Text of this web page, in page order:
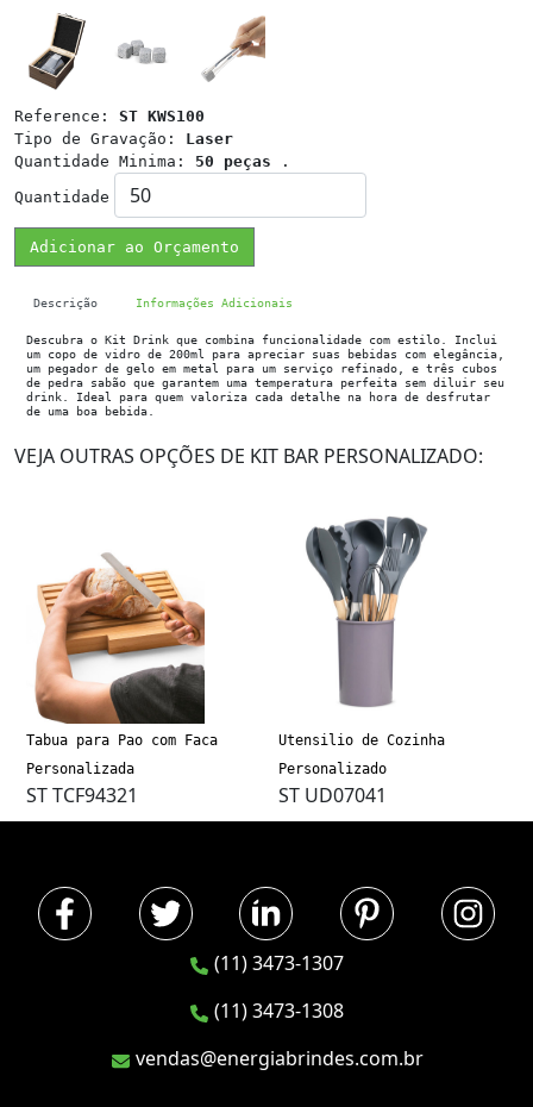
Reference: ST KWS100
Tipo de Gravação: Laser
Quantidade Minima: 50 peças .
Quantidade
Adicionar ao Orçamento
Descrição Informações Adicionais
Descubra o Kit Drink que combina funcionalidade com estilo. Inclui
um copo de vidro de 200ml para apreciar suas bebidas com elegância,
um pegador de gelo em metal para um serviço refinado, e três cubos
de pedra sabão que garantem uma temperatura perfeita sem diluir seu
drink. Ideal para quem valoriza cada detalhe na hora de desfrutar
de uma boa bebida.
VEJA OUTRAS OPÇÕES DE KIT BAR PERSONALIZADO:
Tabua para Pao com Faca
Personalizada
ST TCF94321
Utensilio de Cozinha
Personalizado
ST UD07041
(11) 3473-1307
(11) 3473-1308
vendas@energiabrindes.com.br